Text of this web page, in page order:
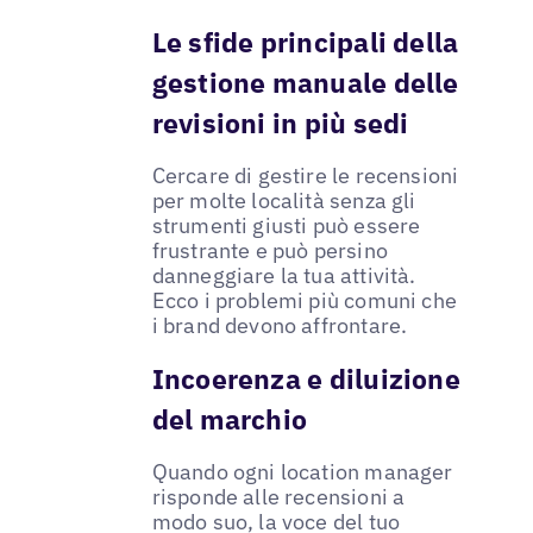
Le sfide principali della
gestione manuale delle
revisioni in più sedi
Cercare di gestire le recensioni
per molte località senza gli
strumenti giusti può essere
frustrante e può persino
danneggiare la tua attività.
Ecco i problemi più comuni che
i brand devono affrontare.
Incoerenza e diluizione
del marchio
Quando ogni location manager
risponde alle recensioni a
modo suo, la voce del tuo